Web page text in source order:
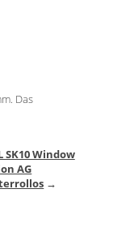
Das
SK10 Window
AG
→